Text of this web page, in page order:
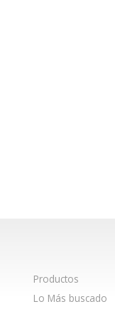
Productos
Lo Más buscado